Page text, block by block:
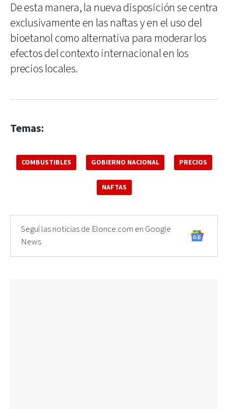
De esta manera, la nueva disposición se centra
exclusivamente en las naftas y en el uso del
bioetanol como alternativa para moderar los
efectos del contexto internacional en los
precios locales.
Temas:
COMBUSTIBLES GOBIERNO NACIONAL PRECIOS
NAFTAS
Seguí las noticias de Elonce.com en Google
News